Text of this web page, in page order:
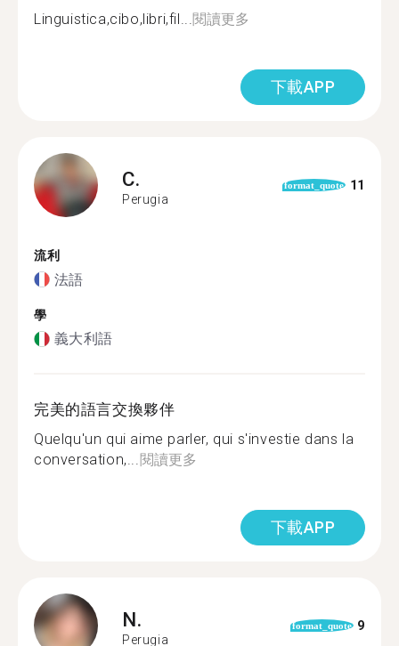
Linguistica,cibo,libri,fil...閱讀更多
下載APP
C.
Perugia
format_quote 11
流利
法語
學
義大利語
完美的語言交換夥伴
Quelqu'un qui aime parler, qui s'investie dans la
conversation,...閱讀更多
下載APP
N.
Perugia
format_quote 9